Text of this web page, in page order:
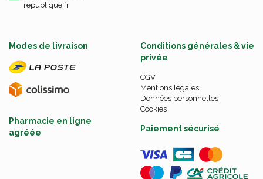
republique.fr
Modes de livraison
Pharmacie en ligne
agréée
Conditions générales & vie
privée
CGV
Mentions légales
Données personnelles
Cookies
Paiement sécurisé